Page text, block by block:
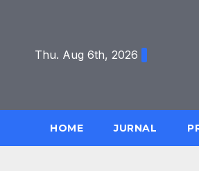
contentThu. Aug 6th, 2026
HOME JURNAL